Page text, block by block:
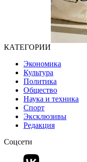
КАТЕГОРИИ
Экономика
Культура
Политика
Общество
Наука и техника
Спорт
Эксклюзивы
Редакция
Соцсети